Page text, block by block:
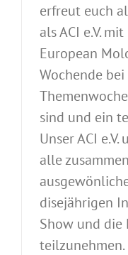
erfreut euch
als ACI e.V.
European
Wochende
sind und ein
Unser ACI e.V.
alle
disejährigen
Show und die
teilzunehmen.